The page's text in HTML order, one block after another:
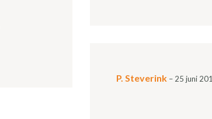
P. Steverink – 25 juni